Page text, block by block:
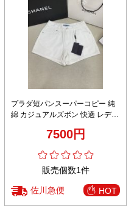
プラダ短パンスーパーコピー 純
綿 カジュアルズボン 快適 レディ
7500円
販売個数1件
佐川急便 HOT